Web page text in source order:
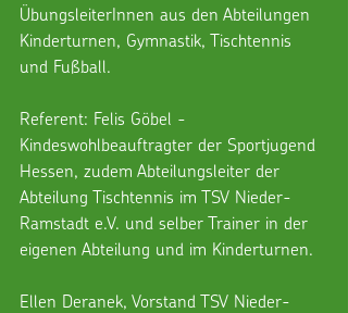
ÜbungsleiterInnen aus den Abteilungen
Kinderturnen, Gymnastik, Tischtennis
und Fußball.
Referent: Felis Göbel -
Kindeswohlbeauftragter der Sportjugend
Hessen, zudem Abteilungsleiter der
Abteilung Tischtennis im TSV Nieder-
Ramstadt e.V. und selber Trainer in der
eigenen Abteilung und im Kinderturnen.
Ellen Deranek, Vorstand TSV Nieder-